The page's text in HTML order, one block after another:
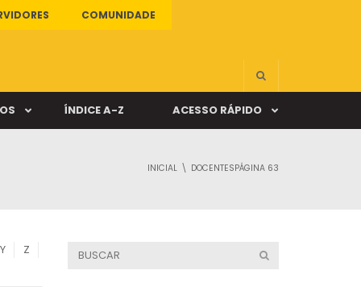
COMUNIDADE
ÍNDICE A-Z ACESSO RÁPIDO
INICIAL DOCENTESPÁGINA 63
Y Z